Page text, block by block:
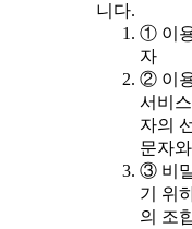
니다.
① 이
자
② 이
서비
자의
문자
③ 비
기 위
의 조